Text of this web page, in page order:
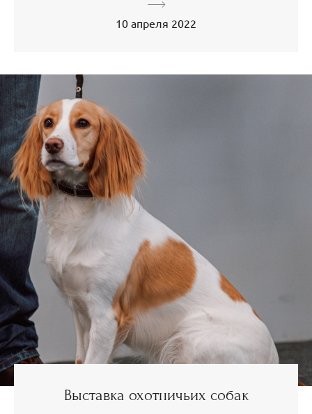
10 апреля 2022
Выставка охотничьих собак